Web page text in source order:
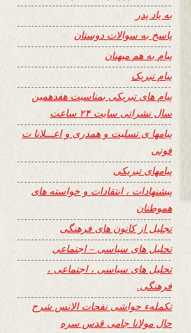
به یاد پدر
پاسخ به سوالات دوستان
پیام به هم میهنان
پیام تبریک
پیام های تبریکی بمناسبت هفدهمین
سال نشراتی سایت ۲۴ ساعت
پیامها ی تسلیت و همدری و اعـــلانا ت
فوتی
پیامهای تبریکی
پیشنهادات ، انتقادات و خواسته های
هموطنان
تجلیل از کانون های فرهنگی
تحلیل های سیاسی – اجتماعی
تحلیل های سیاسی ، اجتماعی ،
فرهنگی.
تکملهء حواشی نفحات الانس شرح
حال مولانا جامی قدس سره